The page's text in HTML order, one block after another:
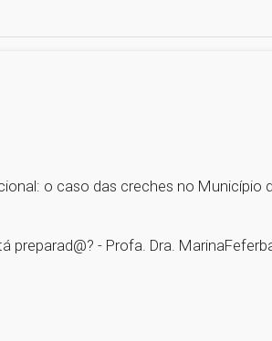
o caso das creches no Município
preparad@? - Profa. Dra.